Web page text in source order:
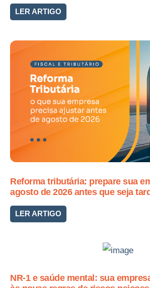
LER ARTIGO
Reforma tributária: prepare sua
agosto de 2026 antes que seja
LER ARTIGO
NR-1 e saúde mental: sua